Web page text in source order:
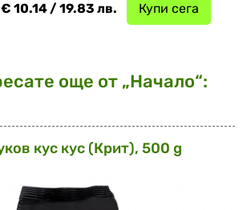
Купи сега
€ 10.14 / 19.83 лв.
още от „Начало“:
кус кус (Крит), 500 g